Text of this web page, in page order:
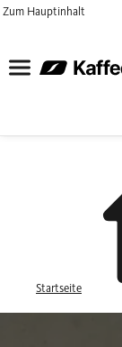
Zum Hauptinhalt
Startseite